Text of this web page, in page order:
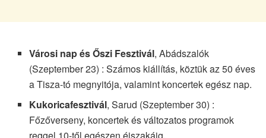
Városi nap és Őszi Fesztivál, Abádszalók
(Szeptember 23) : Számos kiállítás, köztük az 50 éves
a Tisza-tó megnyitója, valamint koncertek egész nap.
Kukoricafesztivál, Sarud (Szeptember 30) :
Főzőverseny, koncertek és változatos programok